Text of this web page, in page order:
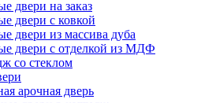
двери на заказ
двери с ковкой
двери из массива дуба
двери с отделкой из МДФ
со стеклом
арочная дверь